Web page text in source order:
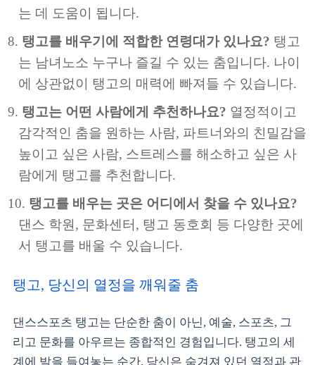
는 데 도움이 됩니다.
탱고를 배우기에 적합한 연령대가 있나요? 탱고
는 남녀노소 누구나 즐길 수 있는 춤입니다. 나이
에 상관없이 탱고의 매력에 빠져들 수 있습니다.
탱고는 어떤 사람에게 추천하나요? 열정적이고
감각적인 춤을 원하는 사람, 파트너와의 친밀감을
높이고 싶은 사람, 스트레스를 해소하고 싶은 사
람에게 탱고를 추천합니다.
탱고를 배우는 곳은 어디에서 찾을 수 있나요?
댄스 학원, 문화센터, 탱고 동호회 등 다양한 곳에
서 탱고를 배울 수 있습니다.
탱고, 당신의 열정을 깨워줄 춤
댄스스포츠 탱고는 단순한 춤이 아닌, 예술, 스포츠, 그
리고 문화를 아우르는 종합적인 경험입니다. 탱고의 세
계에 발을 들여놓는 순간, 당신은 숨겨져 있던 열정과 관